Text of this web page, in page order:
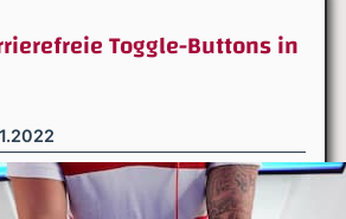
Toggle-Buttons in